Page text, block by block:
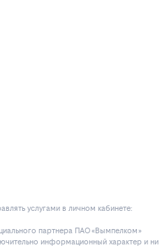
услугами в личнoм кaбинeтe:
партнера ПАО «Вымпелком»
информационный характер и ни